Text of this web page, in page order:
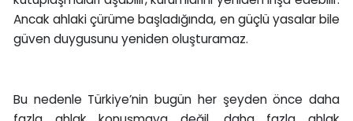
Ancak ahlaki çürüme başladığında, en güçlü yasalar bile
güven duygusunu yeniden oluşturamaz.
Bu nedenle Türkiye’nin bugün her şeyden önce daha